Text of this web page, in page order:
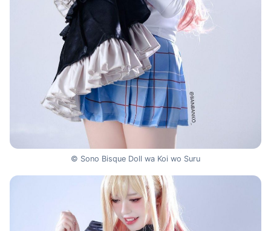
© Sono Bisque Doll wa Koi wo Suru